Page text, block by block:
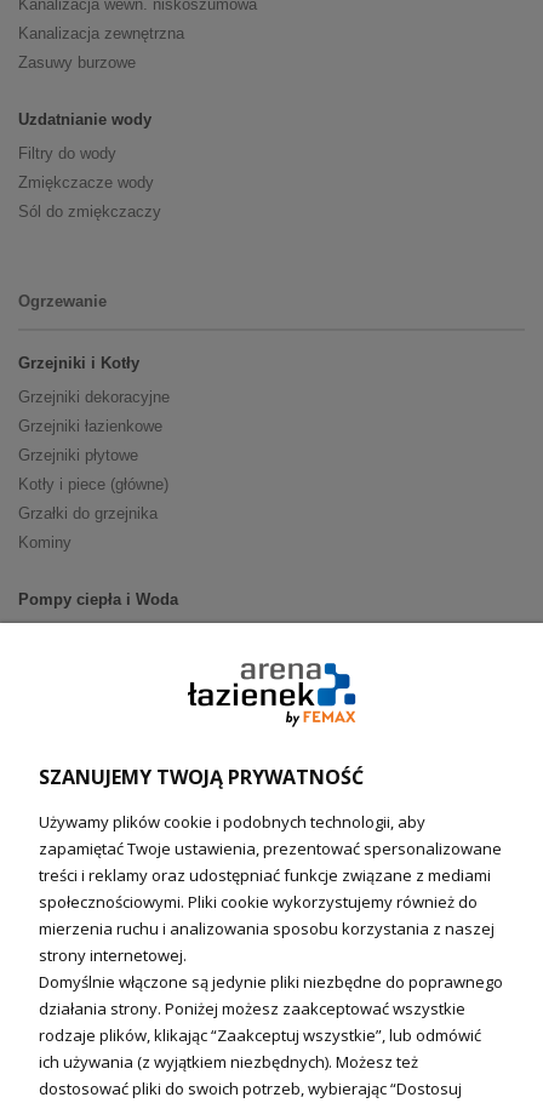
Kanalizacja wewn. niskoszumowa
Kanalizacja zewnętrzna
Zasuwy burzowe
Uzdatnianie wody
Filtry do wody
Zmiękczacze wody
Sól do zmiękczaczy
Ogrzewanie
Grzejniki i Kotły
Grzejniki dekoracyjne
Grzejniki łazienkowe
Grzejniki płytowe
Kotły i piece (główne)
Grzałki do grzejnika
Kominy
Pompy ciepła i Woda
Ogrzewanie podłogowe (główne)
Technika solarna
Fotowoltanika
Sterowniki i regulatory
Nagrzewnice i kurtyny
Kuchnia i Wentylacja
Kuchnia
Zlewozmywaki
SZANUJEMY TWOJĄ PRYWATNOŚĆ
Używamy plików cookie i podobnych technologii, aby
zapamiętać Twoje ustawienia, prezentować spersonalizowane
treści i reklamy oraz udostępniać funkcje związane z mediami
społecznościowymi. Pliki cookie wykorzystujemy również do
mierzenia ruchu i analizowania sposobu korzystania z naszej
strony internetowej.
Domyślnie włączone są jedynie pliki niezbędne do poprawnego
działania strony. Poniżej możesz zaakceptować wszystkie
rodzaje plików, klikając “Zaakceptuj wszystkie”, lub odmówić
ich używania (z wyjątkiem niezbędnych). Możesz też
dostosować pliki do swoich potrzeb, wybierając “Dostosuj